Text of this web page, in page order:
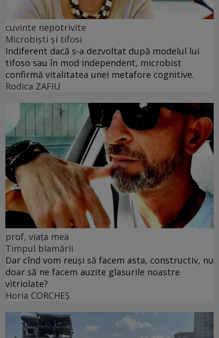
cuvinte nepotrivite
Microbiști și tifosi
Indiferent dacă s-a dezvoltat după modelul lui
tifoso sau în mod independent, microbist
confirmă vitalitatea unei metafore cognitive.
Rodica ZAFIU
prof, viața mea
Timpul blamării
Dar cînd vom reuși să facem asta, constructiv, nu
doar să ne facem auzite glasurile noastre
vitriolate?
Horia CORCHEŞ